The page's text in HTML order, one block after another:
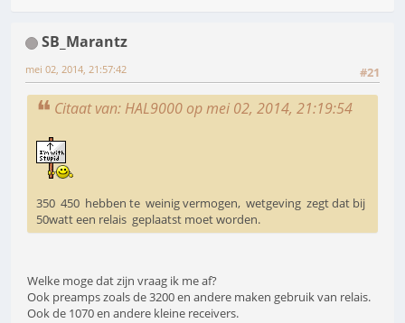
SB_Marantz
#21
mei 02, 2014, 21:57:42
Citaat van: HAL9000 op mei 02, 2014, 21:19:54
350 450 hebben te weinig vermogen, wetgeving zegt dat bij
50watt een relais geplaatst moet worden.
Welke moge dat zijn vraag ik me af?
Ook preamps zoals de 3200 en andere maken gebruik van relais.
Ook de 1070 en andere kleine receivers.